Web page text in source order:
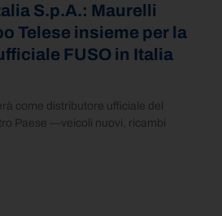
S.p.A.: Maurelli
Telese insieme per la
FUSO in Italia
come distributore ufficiale del
Paese —veicoli nuovi, ricambi